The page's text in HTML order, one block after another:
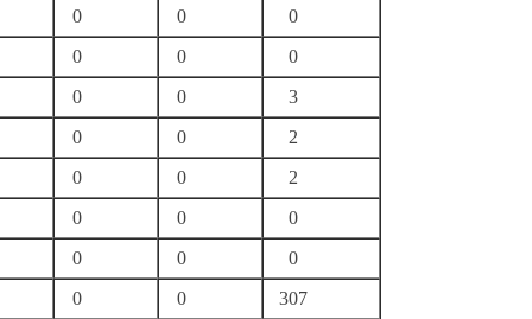
0
0
0
0
0
0
0
0
3
0
0
2
0
0
2
0
0
0
0
0
0
0
0
307